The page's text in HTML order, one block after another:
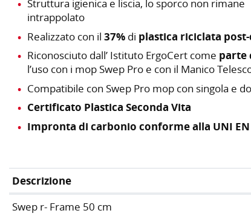
Struttura igienica e liscia, lo sporco non rimane
intrappolato
Realizzato con il 37% di plastica riciclata
Riconosciuto dall’ Istituto ErgoCert come parte
l’uso con i mop Swep Pro e con il Manico
Compatibile con Swep Pro mop con singola e
Certificato Plastica Seconda Vita
Impronta di carbonio conforme alla UNI EN
Descrizione
Swep r- Frame 50 cm